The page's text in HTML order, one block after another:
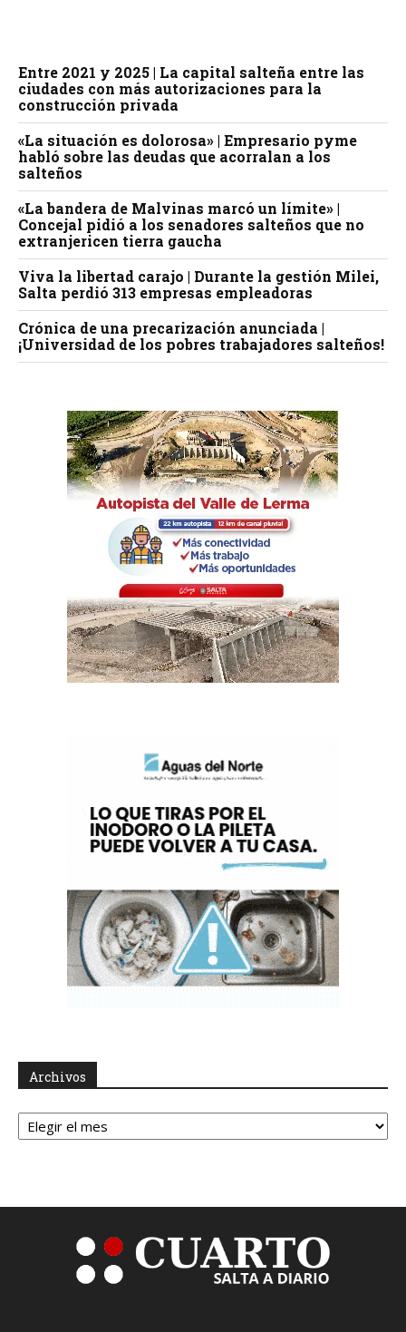
Entre 2021 y 2025 | La capital salteña entre las
ciudades con más autorizaciones para la
construcción privada
«La situación es dolorosa» | Empresario pyme
habló sobre las deudas que acorralan a los
salteños
«La bandera de Malvinas marcó un límite» |
Concejal pidió a los senadores salteños que no
extranjericen tierra gaucha
Viva la libertad carajo | Durante la gestión Milei,
Salta perdió 313 empresas empleadoras
Crónica de una precarización anunciada |
¡Universidad de los pobres trabajadores salteños!
Archivos
Archivos